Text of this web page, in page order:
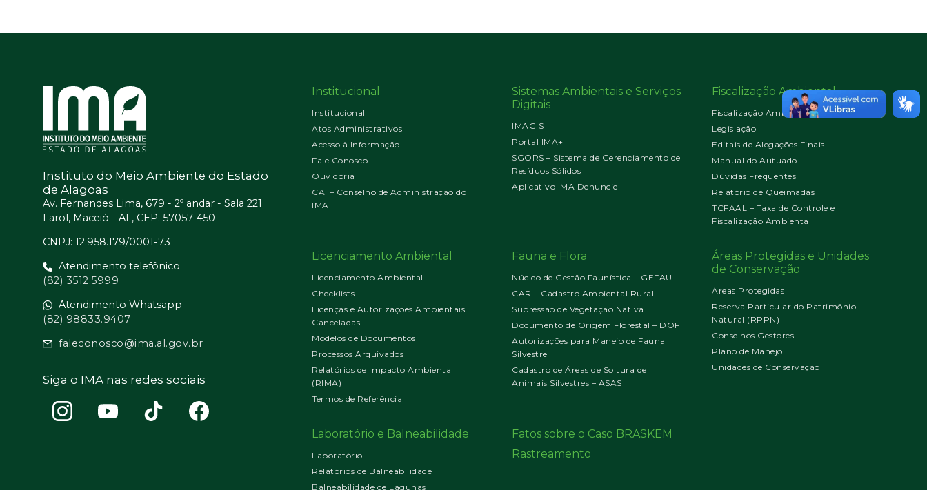
Instituto do Meio Ambiente do Estado
de Alagoas
Av. Fernandes Lima, 679 - 2º andar - Sala 221
Farol, Maceió - AL, CEP: 57057-450
CNPJ: 12.958.179/0001-73
Atendimento telefônico
(82) 3512.5999
Atendimento Whatsapp
(82) 98833.9407
faleconosco@ima.al.gov.br
Siga o IMA nas redes sociais
Institucional
Institucional
Atos Administrativos
Acesso à Informação
Fale Conosco
Ouvidoria
CAI – Conselho de Administração do
IMA
Sistemas Ambientais e Serviços
Digitais
IMAGIS
Portal IMA+
SGORS – Sistema de Gerenciamento de
Resíduos Sólidos
Aplicativo IMA Denuncie
Fiscalização Ambiental
Fiscalização Ambiental
Legislação
Editais de Alegações Finais
Manual do Autuado
Dúvidas Frequentes
Relatório de Queimadas
TCFAAL – Taxa de Controle e
Fiscalização Ambiental
Licenciamento Ambiental
Licenciamento Ambiental
Checklists
Licenças e Autorizações Ambientais
Canceladas
Modelos de Documentos
Processos Arquivados
Relatórios de Impacto Ambiental
(RIMA)
Termos de Referência
Fauna e Flora
Núcleo de Gestão Faunística – GEFAU
CAR – Cadastro Ambiental Rural
Supressão de Vegetação Nativa
Documento de Origem Florestal – DOF
Autorizações para Manejo de Fauna
Silvestre
Cadastro de Áreas de Soltura de
Animais Silvestres – ASAS
Áreas Protegidas e Unidades
de Conservação
Áreas Protegidas
Reserva Particular do Patrimônio
Natural (RPPN)
Conselhos Gestores
Plano de Manejo
Unidades de Conservação
Laboratório e Balneabilidade
Laboratório
Relatórios de Balneabilidade
Balneabilidade de Lagunas
Fatos sobre o Caso BRASKEM
Rastreamento